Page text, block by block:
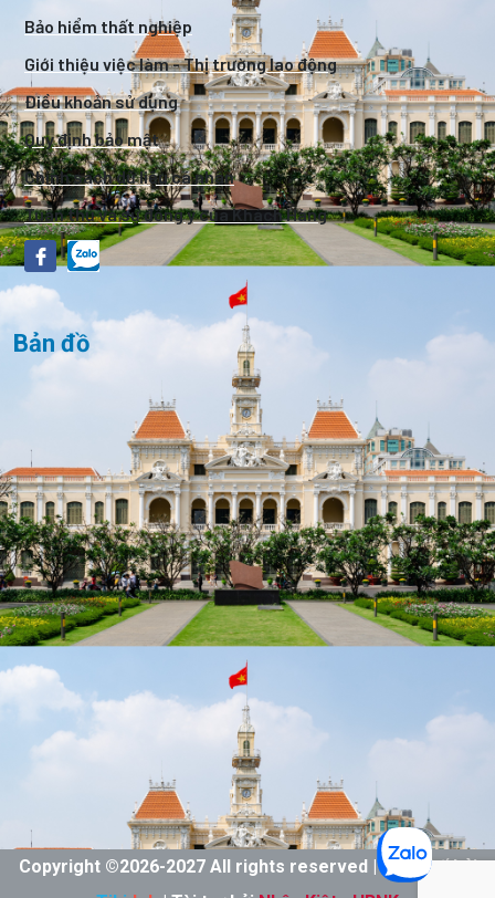
Bảo hiểm thất nghiệp
Giới thiệu việc làm - Thị trường lao động
Điều khoản sử dụng
Quy định bảo mật
Chính sách dữ liệu cá nhân
Tuân thủ và sự đồng ý của Khách Hàng
Bản đồ
Copyright ©2026-2027 All rights reserved | Thiết kế bởi